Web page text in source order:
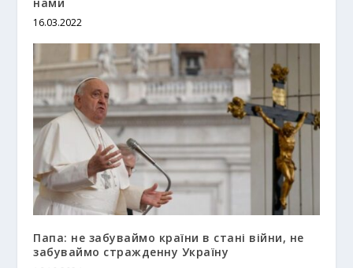
16.03.2022
Папа: не забуваймо країни в стані війни, не
забуваймо стражденну Україну